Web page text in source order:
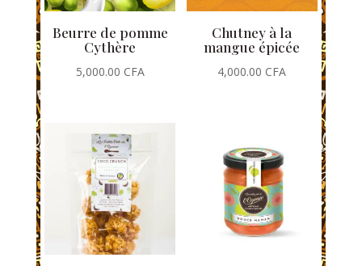
Beurre de pomme
Cythère
5,000.00 CFA
Chutney à la
mangue épicée
4,000.00 CFA